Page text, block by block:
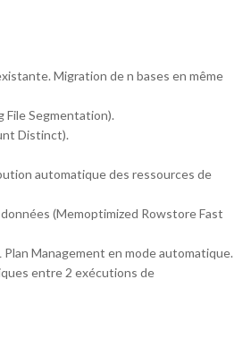
Migration de n bases en même
File Segmentation).
Distinct).
automatique des ressources de
(Memoptimized Rowstore Fast
Management en mode automatique.
entre 2 exécutions de